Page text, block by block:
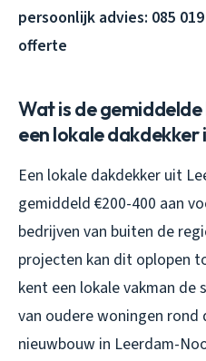
persoonlijk advies: 085
offerte
Wat is de
een lokale dakdekker
Een lokale dakdekker uit
gemiddeld €200-400 aan
bedrijven van buiten de
projecten kan dit oplopen
kent een lokale vakman
van oudere woningen rond
nieuwbouw in Leerdam-